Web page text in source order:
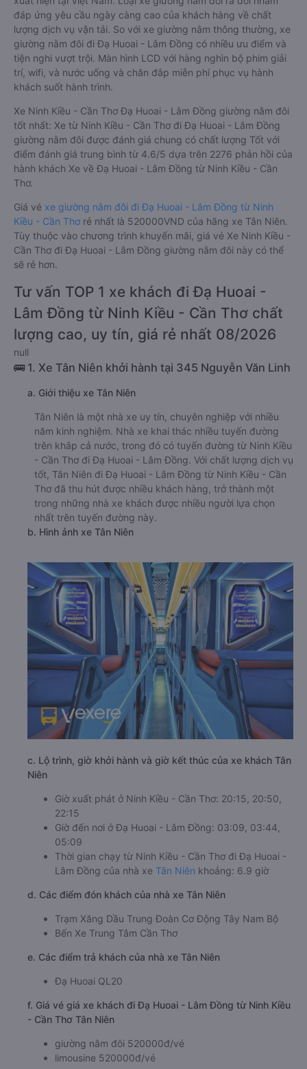
đáp ứng yêu cầu ngày càng cao của khách hàng về chất
lượng dịch vụ vận tải. So với xe giường nằm thông thường, xe
giường nằm đôi đi Đạ Huoai - Lâm Đồng có nhiều ưu điểm và
tiện nghi vượt trội. Màn hình LCD với hàng nghìn bộ phim giải
trí, wifi, và nước uống và chăn đắp miễn phí phục vụ hành
khách suốt hành trình.
Xe Ninh Kiều - Cần Thơ Đạ Huoai - Lâm Đồng giường nằm đôi
tốt nhất: Xe từ Ninh Kiều - Cần Thơ đi Đạ Huoai - Lâm Đồng
giường nằm đôi được đánh giá chung có chất lượng Tốt với
điểm đánh giá trung bình từ 4.6/5 dựa trên 2276 phản hồi của
hành khách Xe về Đạ Huoai - Lâm Đồng từ Ninh Kiều - Cần
Thơ.
Giá vé xe giường nằm đôi đi Đạ Huoai - Lâm Đồng từ Ninh
Kiều - Cần Thơ rẻ nhất là 520000VND của hãng xe Tân Niên.
Tùy thuộc vào chương trình khuyến mãi, giá vé Xe Ninh Kiều -
Cần Thơ đi Đạ Huoai - Lâm Đồng giường nằm đôi này có thể
sẽ rẻ hơn.
Tư vấn TOP 1 xe khách đi Đạ Huoai -
Lâm Đồng từ Ninh Kiều - Cần Thơ chất
lượng cao, uy tín, giá rẻ nhất 08/2026
null
🚌 1. Xe Tân Niên khởi hành tại 345 Nguyễn Văn Linh
a. Giới thiệu xe Tân Niên
Tân Niên là một nhà xe uy tín, chuyên nghiệp với nhiều
năm kinh nghiệm. Nhà xe khai thác nhiều tuyến đường
trên khắp cả nước, trong đó có tuyến đường từ Ninh Kiều
- Cần Thơ đi Đạ Huoai - Lâm Đồng. Với chất lượng dịch vụ
tốt, Tân Niên đi Đạ Huoai - Lâm Đồng từ Ninh Kiều - Cần
Thơ đã thu hút được nhiều khách hàng, trở thành một
trong những nhà xe khách được nhiều người lựa chọn
nhất trên tuyến đường này.
b. Hình ảnh xe Tân Niên
c. Lộ trình, giờ khởi hành và giờ kết thúc của xe khách Tân
Niên
Giờ xuất phát ở Ninh Kiều - Cần Thơ: 20:15, 20:50,
22:15
Giờ đến nơi ở Đạ Huoai - Lâm Đồng: 03:09, 03:44,
05:09
Thời gian chạy từ Ninh Kiều - Cần Thơ đi Đạ Huoai -
Lâm Đồng của nhà xe Tân Niên khoảng: 6.9 giờ
d. Các điểm đón khách của nhà xe Tân Niên
Trạm Xăng Dầu Trung Đoàn Cơ Động Tây Nam Bộ
Bến Xe Trung Tâm Cần Thơ
e. Các điểm trả khách của nhà xe Tân Niên
Đạ Huoai QL20
f. Giá vé giá xe khách đi Đạ Huoai - Lâm Đồng từ Ninh Kiều
- Cần Thơ Tân Niên
giường nằm đôi 520000đ/vé
limousine 520000đ/vé